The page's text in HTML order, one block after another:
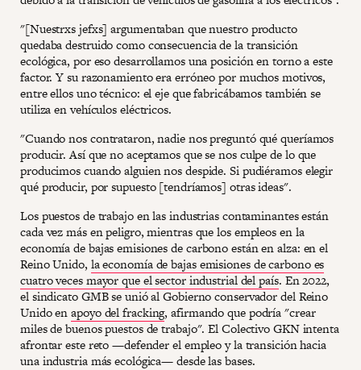
"[Nuestrxs jefxs] argumentaban que nuestro producto
quedaba destruido como consecuencia de la transición
ecológica, por eso desarrollamos una posición en torno a este
factor. Y su razonamiento era erróneo por muchos motivos,
entre ellos uno técnico: el eje que fabricábamos también se
utiliza en vehículos eléctricos.
"Cuando nos contrataron, nadie nos preguntó qué queríamos
producir. Así que no aceptamos que se nos culpe de lo que
producimos cuando alguien nos despide. Si pudiéramos elegir
qué producir, por supuesto [tendríamos] otras ideas".
Los puestos de trabajo en las industrias contaminantes están
cada vez más en peligro, mientras que los empleos en la
economía de bajas emisiones de carbono están en alza: en el
Reino Unido, la economía de bajas emisiones de carbono es
cuatro veces mayor que el sector industrial del país. En 2022,
el sindicato GMB se unió al Gobierno conservador del Reino
Unido enapoyo del fracking, afirmando que podría "crear
miles de buenos puestos de trabajo". El Colectivo GKN intenta
afrontar este reto —defender el empleo y la transición hacia
una industria más ecológica— desde las bases.